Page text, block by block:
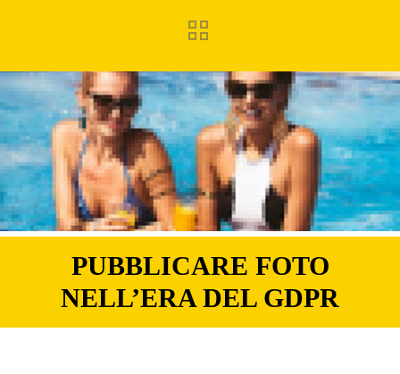
PUBBLICARE FOTO
NELL’ERA DEL GDPR